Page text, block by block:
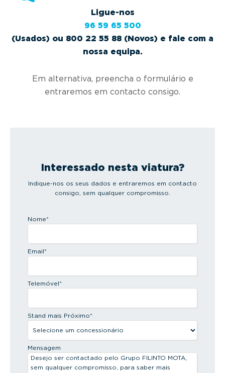
Ligue-nos
96 59 65 500
(Usados) ou 800 22 55 88 (Novos) e fale com a
nossa equipa.
Em alternativa, preencha o formulário e
entraremos em contacto consigo.
Interessado nesta viatura?
Indique-nos os seus dados e entraremos em contacto
consigo, sem qualquer compromisso.
Nome*
Email*
Telemóvel*
Stand mais Próximo*
Mensagem